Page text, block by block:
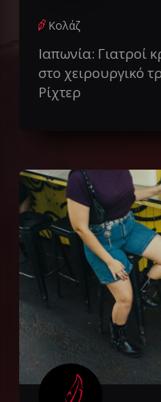
Κολάζ
Ιαπωνία: Γιατροί
στο χειρουργικό
Ρίχτερ